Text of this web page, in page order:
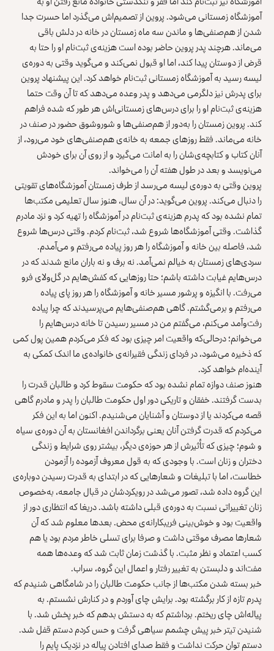
آموزشگاه زمستانی می‌شود. پروین از تصمیم‌اش می‌گذرد اما حسرت جدا
شدن از هم‌صنفی‌ها و ماندن سه ماه زمستان در خانه در دلش باقی
می‌ماند. هرچند پدر پروین حاضر بوده است هزینه‌ی ثبت‌نام او را حتا به
قرض از دوستان پیدا کند، اما او قبول نمی‌کند و می‌گوید وقتی به دوره‌ی
لیسه رسید به آموزشگاه زمستانی ثبت‌نام خواهد کرد. این پیشنهاد پروین
برای پدرش نیز دلگرمی می‌دهد و پدر وعده می‌دهد که تا آن وقت حتما
هزینه‌ی ثبت‌نام او را برای درس‌های زمستانی‌اش هر طور که شده فراهم
کند. پروین زمستان را به‌دور از هم‌صنفی‌ها و شوروشوق حضور در صنف در
خانه می‌ماند. فقط روزهای جمعه به خانه‌ی هم‌صنفی‌های خود می‌رود، از
آنان کتاب و کتابچه‌ی‌شان را به امانت می‌گیرد و از روی آن برای خودش
می‌نویسد و بعد در طول هفته آن را می‌خواند.
پروین وقتی به دوره‌ی لیسه می‌رسد از طرف زمستان آموزشگاه‌‌های تقویتی
را دنبال می‌کند. پروین می‌گوید: در آن سال، هنوز سال تعلیمی مکتب‌ها
تمام نشده بود که پدرم هزینه‌ی ثبت‌نام در آموزشگاه را تهیه کرد و نزد مادرم
گذاشت. وقتی آموزشگاه‌ها شروع شد، ثبت‌نام کردم. وقتی درس‌ها شروع
شد، فاصله بین خانه و آموزشگاه را هر روز پیاده می‌رفتم و می‌آمدم.
سردی‌های زمستان به خیالم نمی‌آمد. نه برف و نه باران مانع شدند که در
درس‌هایم غیابت داشته باشم؛ حتا روزهایی که کفش‌هایم در گل‌ولای فرو
می‌رفت. با انگیزه و پرشور مسیر خانه و آموزشگاه را هر روز پای پیاده
می‌رفتم و برمی‌گشتم. گاهی هم‌صنفی‌هایم می‌پرسیدند که چرا پیاده
رفت‌وآمد می‌کنم، می‌گفتم من در مسیر رسیدن تا خانه درس‌هایم را
می‌خوانم؛ درحالی‌که واقعیت امر چیزی بود که فکر می‌کردم همین پول کمی
که ذخیره می‌شود، در فردای زندگی فقیرانه‌ی خانواده‌ی ما اندک کمکی به
آینده‌ام خواهد کرد.
هنوز صنف دوازه تمام نشده بود که حکومت سقوط کرد و طالبان قدرت را
بدست گرفتند. خفقان و تاریکی دور اول حکومت طالبان را پدر و مادرم گاهی
قصه می‌کردند یا از دوستان و آشنایان می‌شنیدم. اکنون اما به این فکر
می‌کردم که قدرت گرفتن آنان یعنی برگرداندن افغانستان به آن دوره‌ی سیاه
و شوم؛ چیزی که تأثیرش از هر حوزه‌ی دیگر، بیشتر روی شرایط و زندگی
دختران و زنان است. با وجودی که به قول معروف آزموده را آزمودن
خطاست، اما با تبلیغات و شعارهایی که در ابتدای به قدرت رسیدن دوباره‌ی
این گروه داده شد، تصور می‌شد در رویکردشان در قبال جامعه، به‌خصوص
زنان تغییراتی نسبت به دوره‌ی قبلی داشته باشد. دریغا که انتظاری دور از
واقعیت بود و خوش‌بینی فریبکارانه‌ی محض. بعدها معلوم شد که آن
شعارها مصرف موقتی داشت و صرفا برای تسلی خاطر مردم بود یا هم
کسب اعتماد و نظر مثبت. با گذشت زمان ثابت شد که وعده‌ها همه
مفت‌اند و دلبستن به تغییر رفتار و اعمال این گروه، سراب.
خبر بسته شدن مکتب‌ها از جانب حکومت طالبان را در شامگاهی شنیدم که
پدرم تازه از کار برگشته بود. برایش چای آوردم و در کنارش نشستم. به
پیاله‌اش چای ریختم. برداشتم که به دستش بدهم که خبر پخش شد. با
شنیدن تیتر خبر پیش چشمم سیاهی گرفت و حس کردم دستم قفل شد.
دستم توان حرکت نداشت و فقط صدای افتادن پیاله در نزدیک پایم را